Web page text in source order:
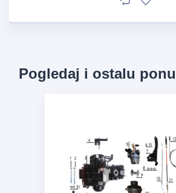
Pogledaj i ostalu